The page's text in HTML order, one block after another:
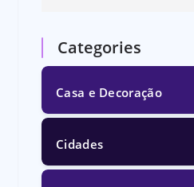
Categories
Casa e Decoração
Cidades